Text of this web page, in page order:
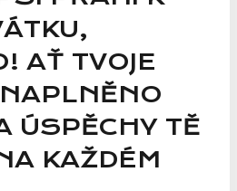
AŤ TVOJE
ÚSPĚCHY TĚ
KAŽDÉM